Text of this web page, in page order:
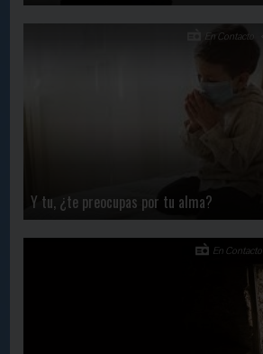
Y tu, ¿te preocupas por tu alma?
En Contacto
En Contacto